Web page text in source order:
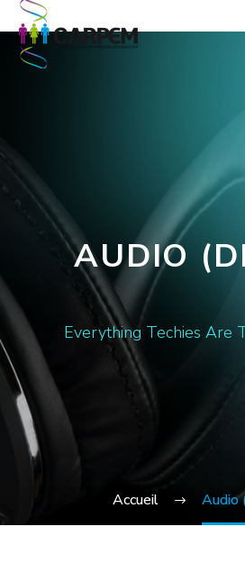
AUDIO
Everything Techies Are
Accueil Audio